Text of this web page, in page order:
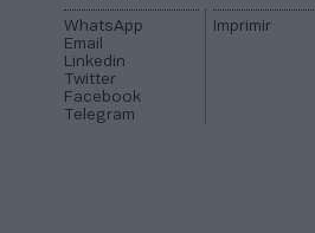
WhatsApp
Email
Linkedin
Twitter
Facebook
Telegram
Imprimir